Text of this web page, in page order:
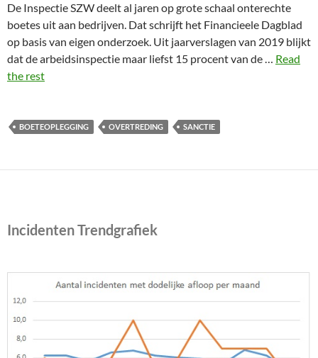
De Inspectie SZW deelt al jaren op grote schaal onterechte
boetes uit aan bedrijven. Dat schrijft het Financieele Dagblad
op basis van eigen onderzoek. Uit jaarverslagen van 2019 blijkt
dat de arbeidsinspectie maar liefst 15 procent van de … Read
the rest
BOETEOPLEGGING OVERTREDING SANCTIE
Incidenten Trendgrafiek